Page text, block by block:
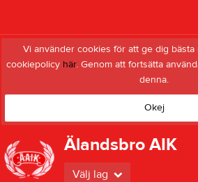
Vi använder cookies för att ge dig bästa
cookiepolicy här. Genom att fortsätta
denna.
Okej
Älandsbro AIK
Välj lag